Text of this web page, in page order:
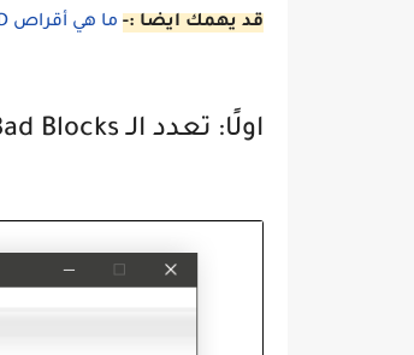
قد يهمك ايضا :- ما هي أقراص NVMe M.2 SSD التخزينية ؟ كم تبلغ سرعتها ؟
اولًا: تعدد الـ Bad Blocks